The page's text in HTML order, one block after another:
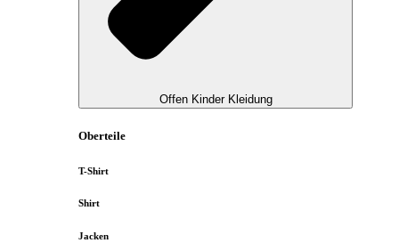
Offen Kinder Kleidung
Oberteile
T-Shirt
Shirt
Jacken